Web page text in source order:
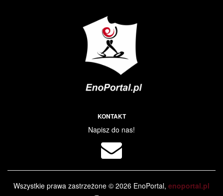
KONTAKT
Napisz do nas!
Wszystkie prawa zastrzeżone © 2026 EnoPortal, enoportal.pl